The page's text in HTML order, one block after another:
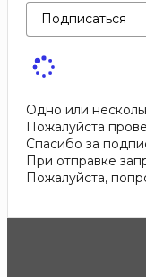
Подписаться
Одно или
Пожалуйста
Спасибо за
При отправке
Пожалуйста,